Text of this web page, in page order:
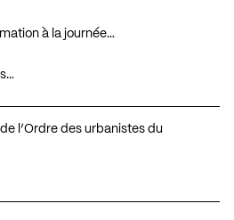
à la journée…
l’Ordre des urbanistes du